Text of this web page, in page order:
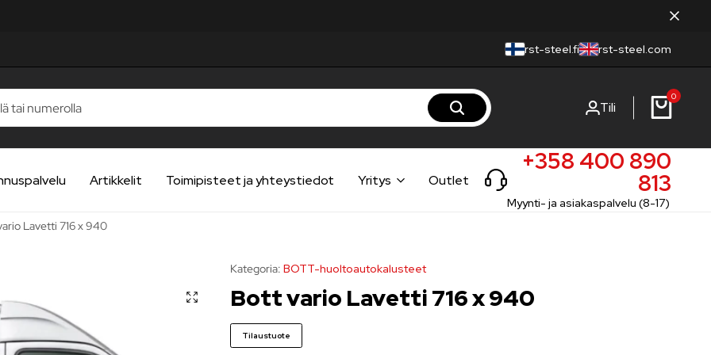
rst-steel.fi rst-steel.com
Tili
0
Artikkelit Toimipisteet ja yhteystiedot Yritys Outlet
+358 400 890
813
Myynti- ja asiakaspalvelu (8-17)
Lavetti 716 x 940
Kategoria: BOTT-huoltoautokalusteet
Bott vario Lavetti 716 x 940
Tilaustuote